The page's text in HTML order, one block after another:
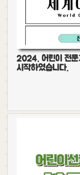
2024. 어린이 전문
시작하였습니다.